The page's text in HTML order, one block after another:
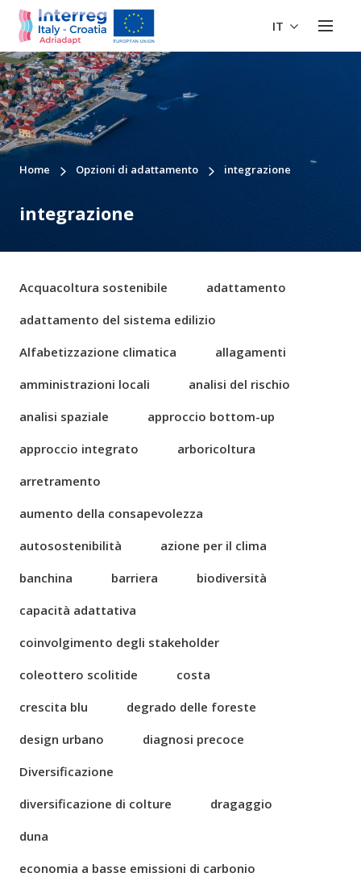
IT
Home Opzioni di adattamento integrazione
integrazione
Acquacoltura sostenibile
adattamento
adattamento del sistema edilizio
Alfabetizzazione climatica
allagamenti
amministrazioni locali
analisi del rischio
analisi spaziale
approccio bottom-up
approccio integrato
arboricoltura
arretramento
aumento della consapevolezza
autosostenibilità
azione per il clima
banchina
barriera
biodiversità
capacità adattativa
coinvolgimento degli stakeholder
coleottero scolitide
costa
crescita blu
degrado delle foreste
design urbano
diagnosi precoce
Diversificazione
diversificazione di colture
dragaggio
duna
economia a basse emissioni di carbonio